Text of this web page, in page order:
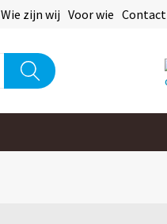
Wie zijn wij Voor wie Contact